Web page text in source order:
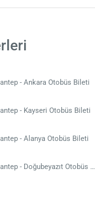
- Ankara Otobüs Bileti
- Kayseri Otobüs Bileti
- Alanya Otobüs Bileti
Gaziantep - Doğubeyazıt Otobüs Bileti